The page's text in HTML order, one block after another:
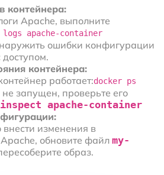
контейнера:
Apache, выполните
logs apache-container
ошибки конфигурации
контейнера:
работает:docker ps
запущен, проверьте его
apache-container
изменения в
обновите файл my-
образ.